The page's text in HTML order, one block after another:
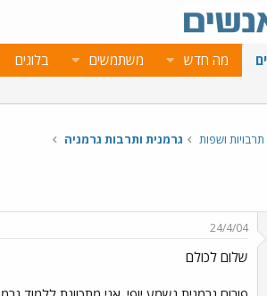
מה חדש משתמשים בלוגים
תרבויות ושפות גרמנית ותרבות גרמניה
24/4/04
שלום לכולם